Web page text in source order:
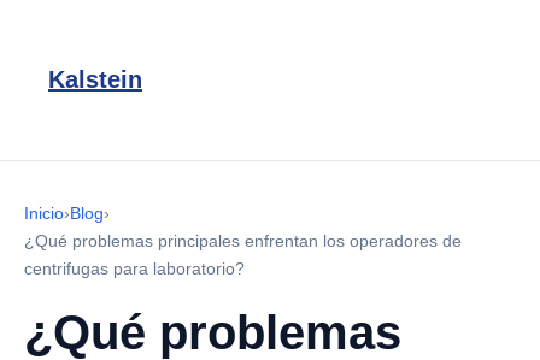
Kalstein
Inicio›Blog›
¿Qué problemas principales enfrentan los operadores de
centrifugas para laboratorio?
¿Qué problemas